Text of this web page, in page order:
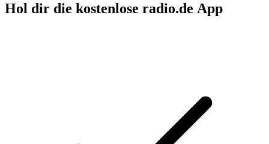
Hol dir die kostenlose radio.de App